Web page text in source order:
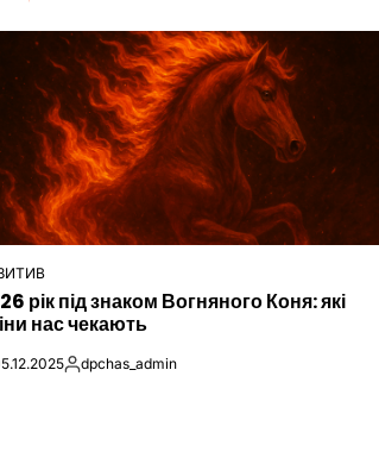
рік під знаком Вогняного Коня: які
нас чекають
Опубліковано
dpchas_admin